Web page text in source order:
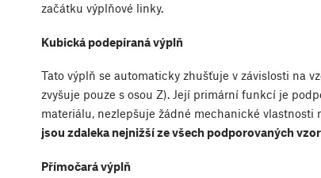
začátku výplňové linky.
Kubická podepíraná výplň
Tato výplň se automaticky zhušťuje v závislosti na
zvyšuje pouze s osou Z). Její primární funkcí je
materiálu, nezlepšuje žádné mechanické vlastnosti
jsou zdaleka nejnižší ze všech podporovaných
Přímočará výplň